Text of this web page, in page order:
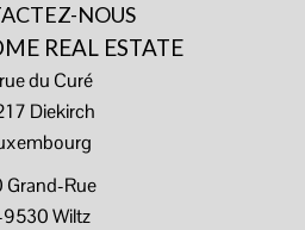
NOUS
REAL ESTATE
du Curé
Diekirch
Grand-Rue
9530 Wiltz